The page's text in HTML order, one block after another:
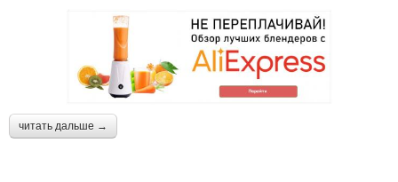
читать дальше →